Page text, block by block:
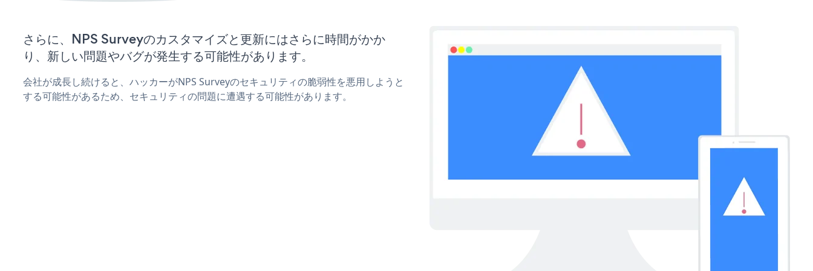
さらに、NPS Surveyのカスタマイズと更新にはさらに時間がかか
り、新しい問題やバグが発生する可能性があります。
会社が成長し続けると、ハッカーがNPS Surveyのセキュリティの脆弱性を悪用しようと
する可能性があるため、セキュリティの問題に遭遇する可能性があります。